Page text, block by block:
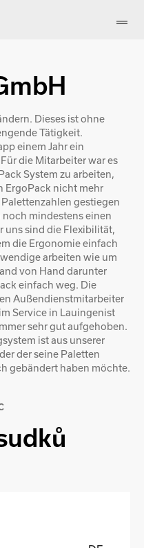
Dieses ist ohne
Tätigkeit.
einem Jahr ein
die Mitarbeiter war es
System zu arbeiten,
ErgoPack nicht mehr
gestiegen
mindestens einen
uns sind die Flexibilität,
die Ergonomie einfach
arbeiten wie um
von Hand darunter
einfach weg. Die
Außendienstmitarbeiter
Service in Lauingenist
sehr gut aufgehoben.
ist aus unserer
der seine Paletten
gebändert haben möchte.